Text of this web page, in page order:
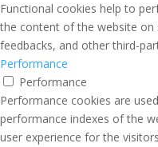
Functional cookies help to
the content of the website
feedbacks, and other third-
Performance
Performance
Performance cookies are
performance indexes of the
user experience for the